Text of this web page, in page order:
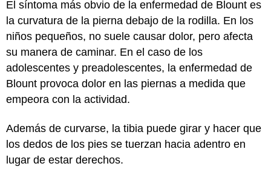
El síntoma más obvio de la enfermedad de Blount es
la curvatura de la pierna debajo de la rodilla. En los
niños pequeños, no suele causar dolor, pero afecta
su manera de caminar. En el caso de los
adolescentes y preadolescentes, la enfermedad de
Blount provoca dolor en las piernas a medida que
empeora con la actividad.
Además de curvarse, la tibia puede girar y hacer que
los dedos de los pies se tuerzan hacia adentro en
lugar de estar derechos.